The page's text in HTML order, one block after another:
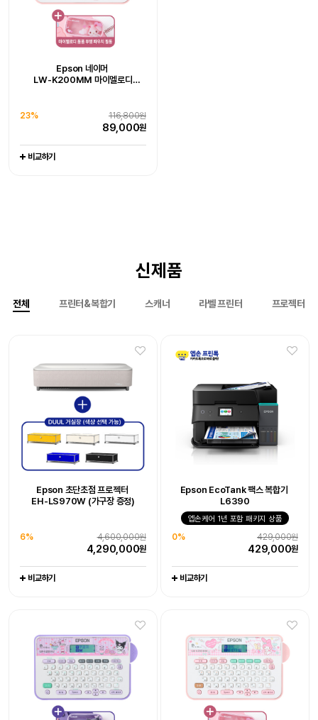
Epson 네이머
LW-K200MM 마이멜로디
116,800원
23%
89,000원
비교하기
Epson Perfection V39II
151,000원
비교하기
Epson 네이머
LW-K200PK 핑크 라벨프린터
97,000원
20%
77,500원
비교하기
30대 한정 완판 임박,
엡손 정품 EH-LS800W, 150인치
4K 레이저 초단초점 빔프로젝터,
포토리뷰 5만원
3,800,000원
2,790,000
신제품
전체 프린터&복합기 스캐너 라벨 프린터 프로젝터
Epson 초단초점 프로젝터
EH-LS970W (가구장 증정)
4,600,000원
6%
4,290,000원
비교하기
Epson EcoTank 팩스 복합기
L6390
엡손케어 1년 포함 패키지 상품
429,000원
0%
429,000원
비교하기
Epson EcoTank 팩스 복합기
L6390
429,000원
0%
429,000원
비교하기
Epson EcoTank
포토프린터 L8050
엡손케어 1년 포함 패키지 상품
444,000원
0%
444,000원
비교하기
EH-LS970W 엡손 케어 - 오픈마켓
0원
Epson WorkForce DS-530III
엡손케어 1년 포함 패키지 상품
417,000원
비교하기
Epson 네이머
LW-K200KU 쿠로미 라벨프린터
116,800원
23%
89,000원
비교하기
Epson 네이머
LW-K200MM 마이멜로디
라벨프린터 라벨기
-
116,800원
23%
89,000원
비교하기
Epson 초단초점 프로젝터
EH-LS970W (가구장 증정)
4,290,000원
라이프스튜디오 EF-73 빔프로젝터
1,990,000원
10%
1,790,000원